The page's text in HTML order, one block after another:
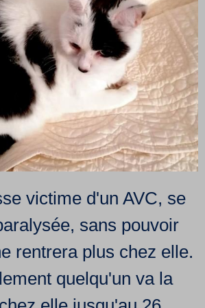
victime d'un AVC, se
sans pouvoir
rentrera plus chez elle.
quelqu'un va la